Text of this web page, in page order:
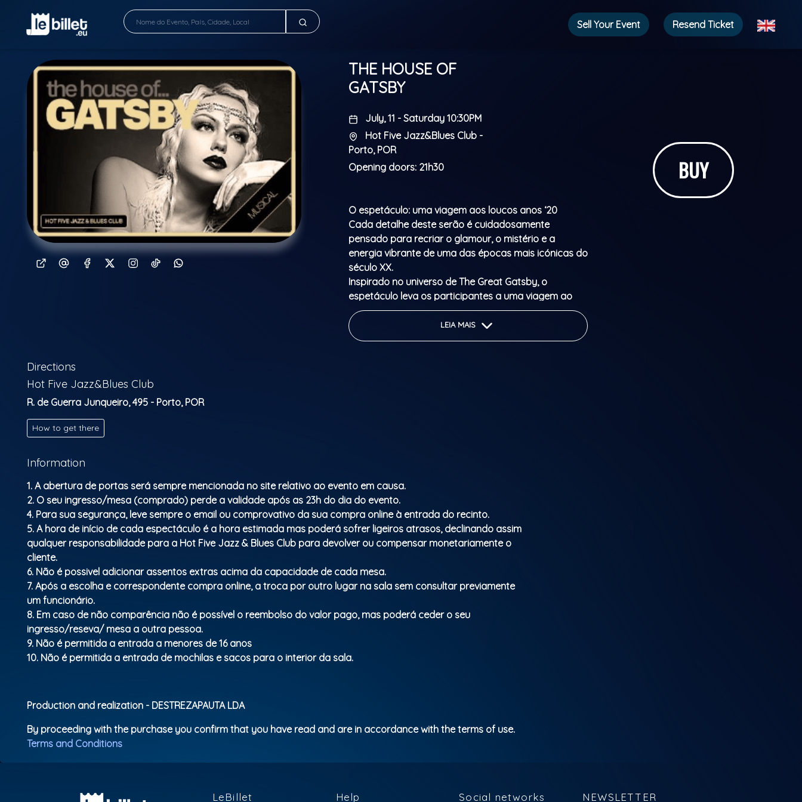
Sell ​​Your Event Resend Ticket
THE HOUSE OF
GATSBY
July, 11 - Saturday 10:30PM
Hot Five Jazz&Blues Club -
Porto, POR
Opening doors: 21h30
O espetáculo: uma viagem aos loucos anos ‘20
Cada detalhe deste serão é cuidadosamente
pensado para recriar o glamour, o mistério e a
energia vibrante de uma das épocas mais icónicas do
século XX.
Inspirado no universo de The Great Gatsby, o
espetáculo leva os participantes a uma viagem ao
coração das festas mais exclusivas dos anos 20.
Entre jazz, swing e performances cheias de energia, a
noite desenrola-se com momentos surpreendentes e
cigarro, símbolos de um glamour intemporal.
Abertura de portas: 21h30
Início do espetáculo: 22h30
Parental Rating: M/16
LEIA MAIS
BUY
Directions
Hot Five Jazz&Blues Club
R. de Guerra Junqueiro, 495 - Porto, POR
How to get there
Information
1. A abertura de portas será sempre mencionada no site relativo ao evento em causa.
2. O seu ingresso/mesa (comprado) perde a validade após as 23h do dia do evento.
4. Para sua segurança, leve sempre o email ou comprovativo da sua compra online à entrada do recinto.
5. A hora de início de cada espectáculo é a hora estimada mas poderá sofrer ligeiros atrasos, declinando assim
qualquer responsabilidade para a Hot Five Jazz & Blues Club para devolver ou compensar monetariamente o
cliente.
6. Não é possivel adicionar assentos extras acima da capacidade de cada mesa.
7. Após a escolha e correspondente compra online, a troca por outro lugar na sala sem consultar previamente
um funcionário.
8. Em caso de não comparência não é possível o reembolso do valor pago, mas poderá ceder o seu
ingresso/reseva/ mesa a outra pessoa.
9. Não é permitida a entrada a menores de 16 anos
10. Não é permitida a entrada de mochilas e sacos para o interior da sala.
Production and realization - DESTREZAPAUTA LDA
By proceeding with the purchase you confirm that you have read and are in accordance with the terms of use.
Terms and Conditions
LeBillet Help Social networks NEWSLETTER